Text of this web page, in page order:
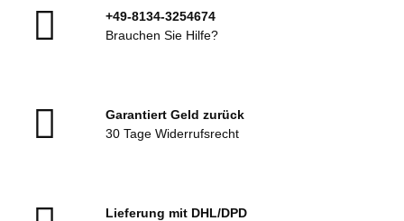
+49-8134-3254674
Brauchen Sie Hilfe?
Garantiert Geld zurück
30 Tage Widerrufsrecht
Lieferung mit DHL/DPD